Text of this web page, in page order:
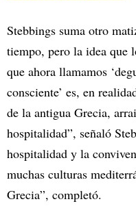
Stebbings suma otro
tiempo, pero la idea que
que ahora llamamos
consciente’ es, en
de la antigua Grecia,
hospitalidad”, señaló
hospitalidad y la
muchas culturas
Grecia”, completó.